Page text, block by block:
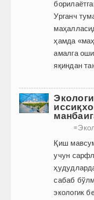
Урганч
ҳамда
амалга
яқиндан
≡
Қиш
учун
сабаб
экологик